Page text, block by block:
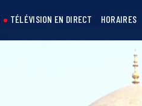
TÉLÉVISION EN DIRECT HORAIRES